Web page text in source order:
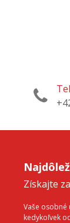
Získajte
Vaše osobné
kedykoľvek